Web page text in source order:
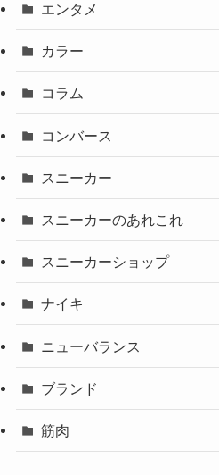
エンタメ
カラー
コラム
コンバース
スニーカー
スニーカーのあれこれ
スニーカーショップ
ナイキ
ニューバランス
ブランド
筋肉